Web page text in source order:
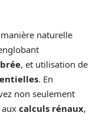
naturelle
, et utilisation de
. En
non seulement
aux calculs rénaux,